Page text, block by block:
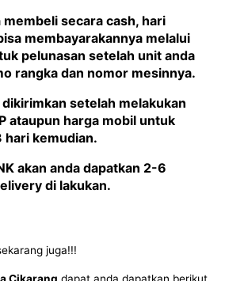
membeli secara cash, hari
membayarakannya melalui
pelunasan setelah unit anda
rangka dan nomor mesinnya.
dikirimkan setelah melakukan
ataupun harga mobil untuk
hari kemudian.
akan anda dapatkan 2-6
di lakukan.
juga!!!